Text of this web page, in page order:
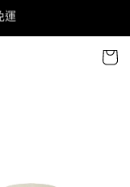
擊加入)